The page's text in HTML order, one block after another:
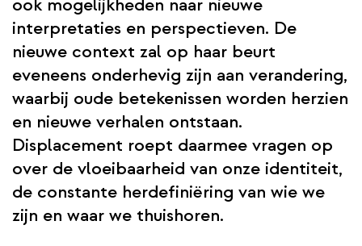
ook mogelijkheden naar nieuwe
interpretaties en perspectieven. De
nieuwe context zal op haar beurt
eveneens onderhevig zijn aan verandering,
waarbij oude betekenissen worden herzien
en nieuwe verhalen ontstaan.
Displacement roept daarmee vragen op
over de vloeibaarheid van onze identiteit,
de constante herdefiniëring van wie we
zijn en waar we thuishoren.